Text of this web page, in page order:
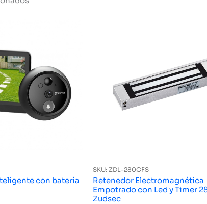
con batería
SKU: ZDL-280CFS
Retenedor Electromagnética
Empotrado con Led y Timer
Zudsec